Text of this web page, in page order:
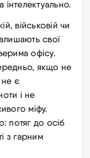
військовій чи
свої
офісу.
якщо не
не є
і не
міфу.
потяг до осіб
з гарним